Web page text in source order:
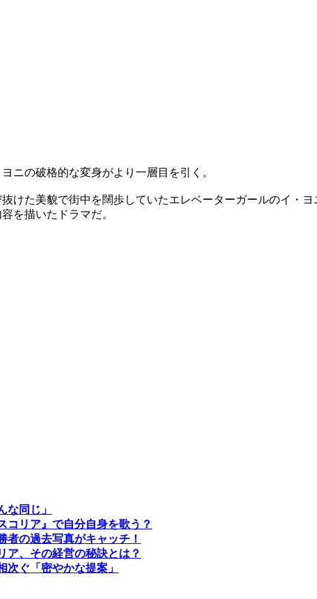
ニの破格的な変身がより一層目を引く。
けた美貌で街中を闊歩していたエレベーターガールのイ・
を描いたドラマだ。
な同じ」
コリア』で自分自身を歌う？
の過去写真がキャッチ！
ア、その経営の秘訣とは？
ぐ「密やかな提案」